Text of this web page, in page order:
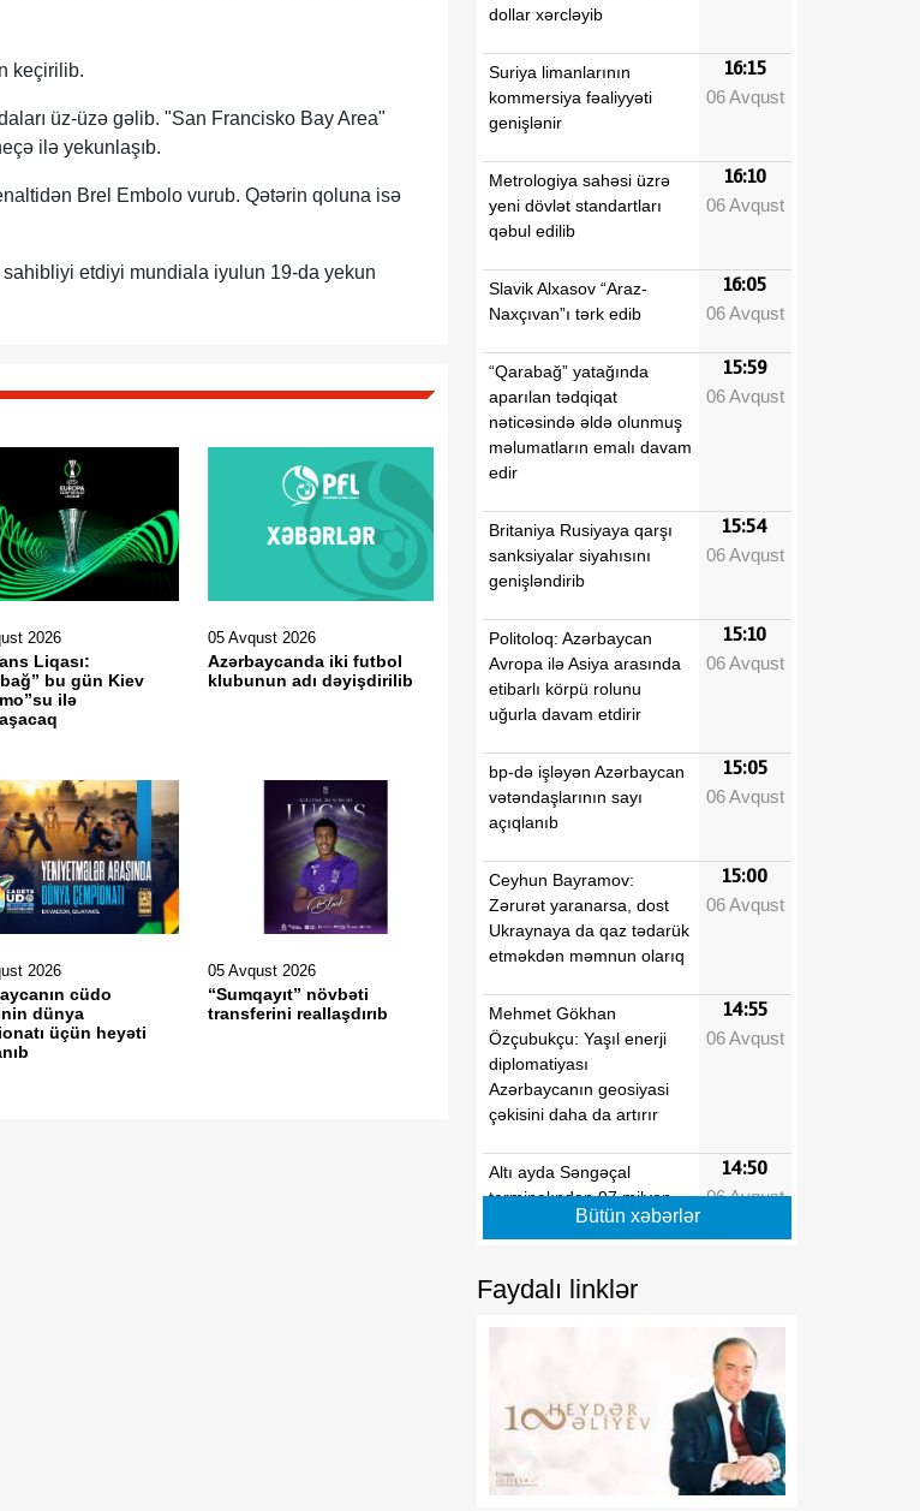
keçirilib.
üz-üzə gəlib. "San Francisko Bay Area"
ilə yekunlaşıb.
Brel Embolo vurub. Qətərin qoluna isə
etdiyi mundiala iyulun 19-da yekun
2026
Liqası:
bu gün Kiev
ilə
05 Avqust 2026
Azərbaycanda iki futbol
klubunun adı dəyişdirilib
2026
cüdo
dünya
üçün heyəti
05 Avqust 2026
“Sumqayıt” növbəti
transferini reallaşdırıb
dollar xərcləyib
Suriya limanlarının
kommersiya fəaliyyəti
genişlənir
16:15
06 Avqust
Metrologiya sahəsi üzrə
yeni dövlət standartları
qəbul edilib
16:10
06 Avqust
Slavik Alxasov “Araz-
Naxçıvan”ı tərk edib
16:05
06 Avqust
“Qarabağ” yatağında
aparılan tədqiqat
nəticəsində əldə olunmuş
məlumatların emalı davam
edir
15:59
06 Avqust
Britaniya Rusiyaya qarşı
sanksiyalar siyahısını
genişləndirib
15:54
06 Avqust
Politoloq: Azərbaycan
Avropa ilə Asiya arasında
etibarlı körpü rolunu
uğurla davam etdirir
15:10
06 Avqust
bp-də işləyən Azərbaycan
vətəndaşlarının sayı
açıqlanıb
15:05
06 Avqust
Ceyhun Bayramov:
Zərurət yaranarsa, dost
Ukraynaya da qaz tədarük
etməkdən məmnun olarıq
15:00
06 Avqust
Mehmet Gökhan
Özçubukçu: Yaşıl enerji
diplomatiyası
Azərbaycanın geosiyasi
çəkisini daha da artırır
14:55
06 Avqust
Altı ayda Səngəçal
terminalından 97 milyon
barel neft və kondensat
14:50
06 Avqust
“Xəzər-Qara dəniz-Avropa
Yaşıl Enerji Dəhlizi”
körpüsü formalaşdırır
06 Avqust
İlin birinci yarısında “Azəri-
Çıraq-Günəşli”dən
14:40
06 Avqust
Bütün xəbərlər
Faydalı linklər